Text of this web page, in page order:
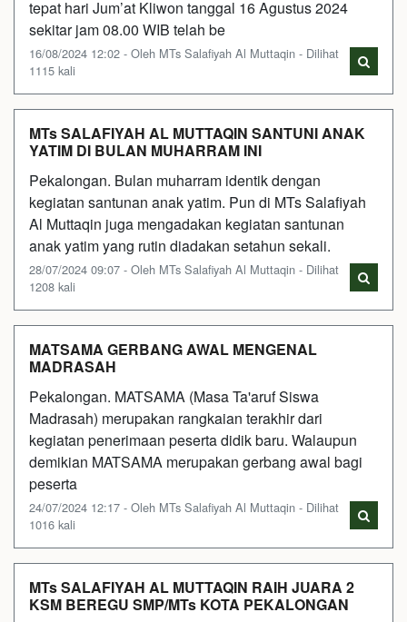
tepat hari Jum’at Kliwon tanggal 16 Agustus 2024
sekitar jam 08.00 WIB telah be
16/08/2024 12:02 - Oleh MTs Salafiyah Al Muttaqin - Dilihat
1115 kali
MTs SALAFIYAH AL MUTTAQIN SANTUNI ANAK
YATIM DI BULAN MUHARRAM INI
Pekalongan. Bulan muharram identik dengan
kegiatan santunan anak yatim. Pun di MTs Salafiyah
Al Muttaqin juga mengadakan kegiatan santunan
anak yatim yang rutin diadakan setahun sekali.
28/07/2024 09:07 - Oleh MTs Salafiyah Al Muttaqin - Dilihat
1208 kali
MATSAMA GERBANG AWAL MENGENAL
MADRASAH
Pekalongan. MATSAMA (Masa Ta'aruf Siswa
Madrasah) merupakan rangkaian terakhir dari
kegiatan penerimaan peserta didik baru. Walaupun
demikian MATSAMA merupakan gerbang awal bagi
peserta
24/07/2024 12:17 - Oleh MTs Salafiyah Al Muttaqin - Dilihat
1016 kali
MTs SALAFIYAH AL MUTTAQIN RAIH JUARA 2
KSM BEREGU SMP/MTs KOTA PEKALONGAN